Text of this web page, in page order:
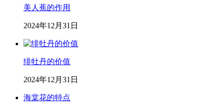
美人蕉的作用
2024年12月31日
绯牡丹的价值
2024年12月31日
海棠花的特点